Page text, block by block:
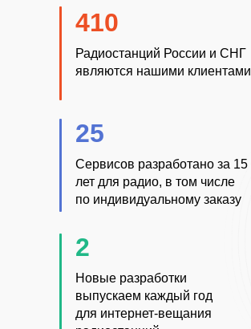
410
Радиостанций России и СНГ
являются нашими клиентами
2
Новые разработки
выпускаем каждый год
для интернет-вещания
25
Сервисов разработано за 15
лет для радио, в том числе
по индивидуальному заказу